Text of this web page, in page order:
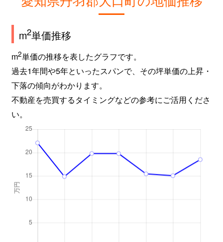
m2単価推移
m2単価の推移を表したグラフです。
過去1年間や5年といったスパンで、その坪単価の上昇・
下落の傾向がわかります。
不動産を売買するタイミングなどの参考にご活用くださ
い。